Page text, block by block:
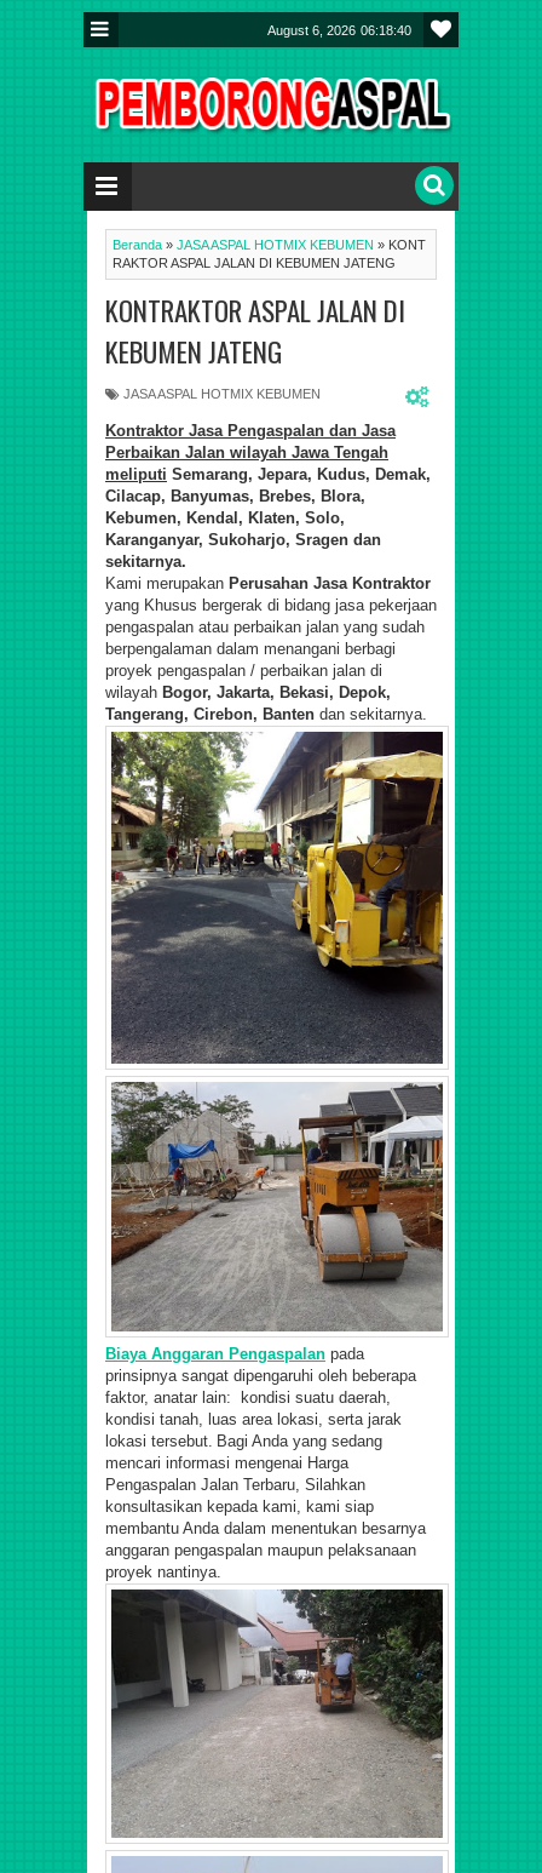
August 6, 2026 06:18:41
Beranda » JASA ASPAL HOTMIX KEBUMEN » KONT
RAKTOR ASPAL JALAN DI KEBUMEN JATENG
KONTRAKTOR ASPAL JALAN DI
KEBUMEN JATENG
JASA ASPAL HOTMIX KEBUMEN
Kontraktor Jasa Pengaspalan dan Jasa
Perbaikan Jalan wilayah Jawa Tengah
meliputi Semarang, Jepara, Kudus, Demak,
Cilacap, Banyumas, Brebes, Blora,
Kebumen, Kendal, Klaten, Solo,
Karanganyar, Sukoharjo, Sragen dan
sekitarnya.
Kami merupakan Perusahan Jasa Kontraktor
yang Khusus bergerak di bidang jasa pekerjaan
pengaspalan atau perbaikan jalan yang sudah
berpengalaman dalam menangani berbagi
proyek pengaspalan / perbaikan jalan di
wilayah Bogor, Jakarta, Bekasi, Depok,
Tangerang, Cirebon, Banten dan sekitarnya.
Biaya Anggaran Pengaspalan pada
prinsipnya sangat dipengaruhi oleh beberapa
faktor, anatar lain: kondisi suatu daerah,
kondisi tanah, luas area lokasi, serta jarak
lokasi tersebut. Bagi Anda yang sedang
mencari informasi mengenai Harga
Pengaspalan Jalan Terbaru, Silahkan
konsultasikan kepada kami, kami siap
membantu Anda dalam menentukan besarnya
anggaran pengaspalan maupun pelaksanaan
proyek nantinya.